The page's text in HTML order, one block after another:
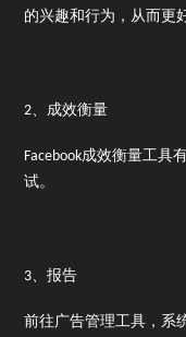
的兴趣和行为，从而更
2、成效衡量
Facebook成效衡量工具
试。
3、报告
前往广告管理工具，系